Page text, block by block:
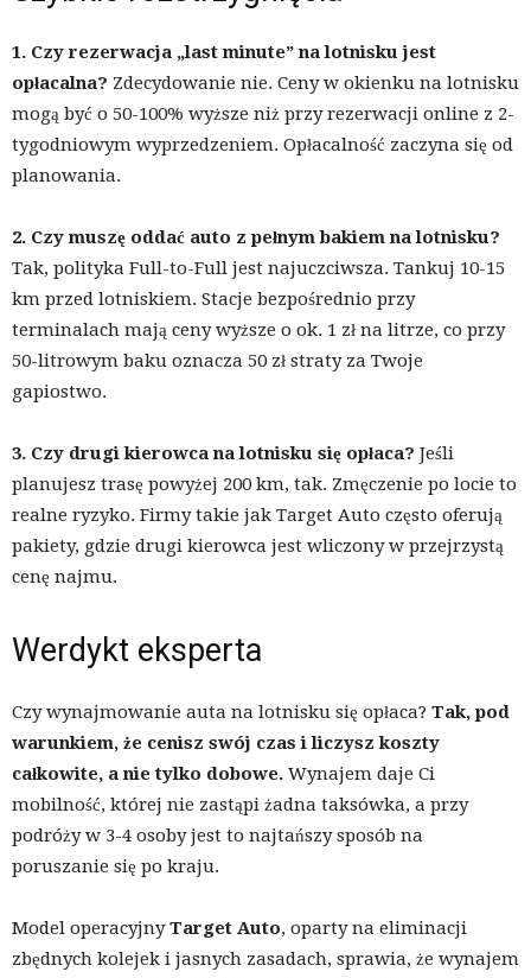
1. Czy rezerwacja „last minute” na lotnisku jest
opłacalna? Zdecydowanie nie. Ceny w okienku na lotnisku
mogą być o 50-100% wyższe niż przy rezerwacji online z 2-
tygodniowym wyprzedzeniem. Opłacalność zaczyna się od
planowania.
2. Czy muszę oddać auto z pełnym bakiem na lotnisku?
Tak, polityka Full-to-Full jest najuczciwsza. Tankuj 10-15
km przed lotniskiem. Stacje bezpośrednio przy
terminalach mają ceny wyższe o ok. 1 zł na litrze, co przy
50-litrowym baku oznacza 50 zł straty za Twoje
gapiostwo.
3. Czy drugi kierowca na lotnisku się opłaca? Jeśli
planujesz trasę powyżej 200 km, tak. Zmęczenie po locie to
realne ryzyko. Firmy takie jak Target Auto często oferują
pakiety, gdzie drugi kierowca jest wliczony w przejrzystą
cenę najmu.
Werdykt eksperta
Czy wynajmowanie auta na lotnisku się opłaca? Tak, pod
warunkiem, że cenisz swój czas i liczysz koszty
całkowite, a nie tylko dobowe. Wynajem daje Ci
mobilność, której nie zastąpi żadna taksówka, a przy
podróży w 3-4 osoby jest to najtańszy sposób na
poruszanie się po kraju.
Model operacyjnyTarget Auto, oparty na eliminacji
zbędnych kolejek i jasnych zasadach, sprawia, że wynajem